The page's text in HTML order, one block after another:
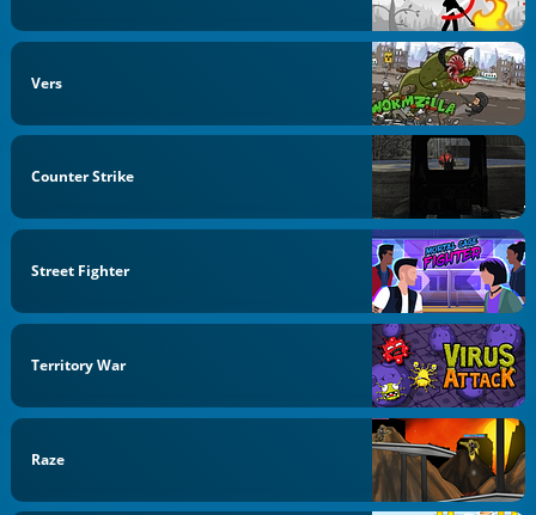
Vers
Counter Strike
Street Fighter
Territory War
Raze